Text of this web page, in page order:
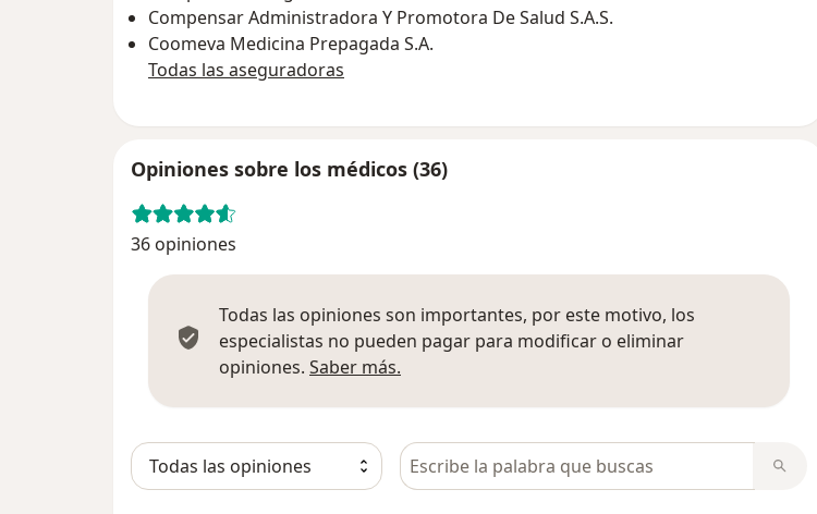
Compensar Administradora Y Promotora De Salud S.A.S.
Coomeva Medicina Prepagada S.A.
Todas las aseguradoras
Opiniones sobre los médicos (36)
36 opiniones
Todas las opiniones son importantes, por este motivo, los
especialistas no pueden pagar para modificar o eliminar
opiniones. Saber más.
Busca en opiniones